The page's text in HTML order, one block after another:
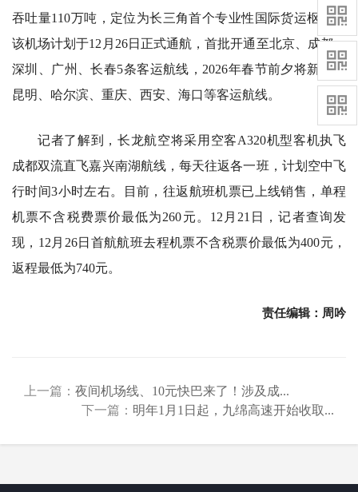
吞吐量110万吨，定位为长三角首个专业性国际货运枢纽。
该机场计划于12月26日正式通航，首批开通至北京、成都、
深圳、广州、长春5条客运航线，2026年春节前夕将新开至
昆明、哈尔滨、重庆、西安、海口等客运航线。
记者了解到，长龙航空将采用空客A320机型客机执飞
成都双流直飞嘉兴南湖航线，每天往返各一班，计划空中飞
行时间3小时左右。目前，往返航班机票已上线销售，单程
机票不含税费票价最低为260元。12月21日，记者查询发
现，12月26日首航航班去程机票不含税票价最低为400元，
返程最低为740元。
责任编辑：周吟
上一篇： 夜间机场线、10元快巴来了！涉及成...
下一篇： 明年1月1日起，九绵高速开始收取...